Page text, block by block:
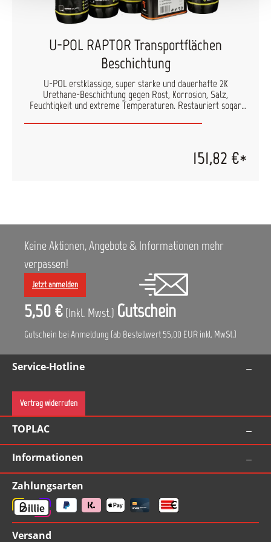
U-POL RAPTOR Transportflächen
Beschichtung
U-POL erstklassige, super starke und dauerhafte 2K
Urethane-Beschichtung gegen Rost, Korrosion, Salz,
Feuchtigkeit und extreme Temperaturen. Restauriert sogar
Lkw-Boden zu dem vormaligen Finish. Trocknet besonders
die UV-resistent ist. Starke Haftung, wasserfest, flexibel, hilft
Geräusche und Erschütterungen abschwächen. Zu beachten:
151,82 €*
Keine Aktionen, Angebote & Informationen mehr
verpassen!
Jetzt anmelden
5,50 € (Inkl. Mwst.) Gutschein
Gutschein bei Anmeldung (ab Bestellwert 55,00 EUR inkl. MwSt.)
Service-Hotline
Vertrag widerrufen
TOPLAC
Informationen
Zahlungsarten
Versand